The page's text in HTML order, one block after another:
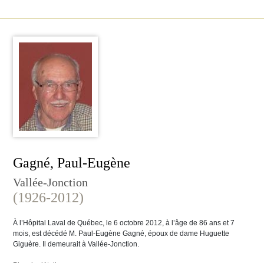
Gagné, Paul-Eugène
Vallée-Jonction
(1926-2012)
À l’Hôpital Laval de Québec, le 6 octobre 2012, à l’âge de 86 ans et 7
mois, est décédé M. Paul-Eugène Gagné, époux de dame Huguette
Giguère. Il demeurait à Vallée-Jonction.